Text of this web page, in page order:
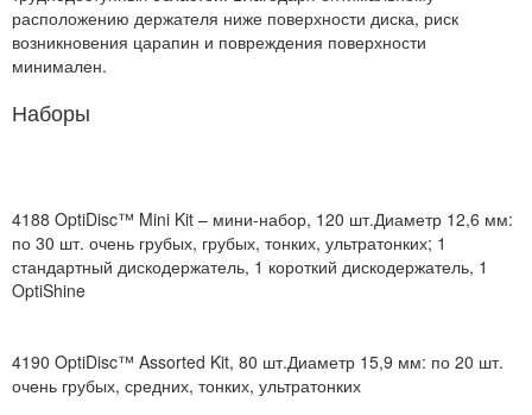
расположению держателя ниже поверхности диска, риск
возникновения царапин и повреждения поверхности
минимален.
Наборы
4188 OptiDisc™ Mini Kit – мини-набор, 120 шт.Диаметр 12,6 мм:
по 30 шт. очень грубых, грубых, тонких, ультратонких; 1
стандартный дискодержатель, 1 короткий дискодержатель, 1
OptiShine
4190 OptiDisc™ Assorted Kit, 80 шт.Диаметр 15,9 мм: по 20 шт.
очень грубых, средних, тонких, ультратонких